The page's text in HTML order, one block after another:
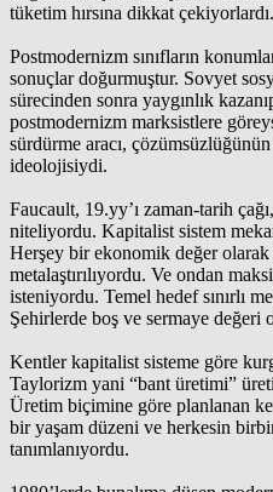
tüketim hırsına dikkat çekiyorlardı.
Postmodernizm sınıfların
sonuçlar doğurmuştur. Sovyet
sürecinden sonra yaygınlık
postmodernizm marksistlere
sürdürme aracı,
ideolojisiydi.
Faucault, 19.yy’ı zaman-tarih
niteliyordu. Kapitalist sistem
Herşey bir ekonomik değer
metalaştırılıyordu. Ve ondan
isteniyordu. Temel hedef sınırlı
Şehirlerde boş ve sermaye değeri
Kentler kapitalist sisteme göre
Taylorizm yani “bant üretimi”
Üretim biçimine göre planlanan
bir yaşam düzeni ve herkesin
tanımlanıyordu.